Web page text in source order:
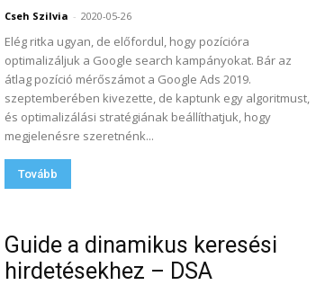
Cseh Szilvia - 2020-05-26
Elég ritka ugyan, de előfordul, hogy pozícióra
optimalizáljuk a Google search kampányokat. Bár az
átlag pozíció mérőszámot a Google Ads 2019.
szeptemberében kivezette, de kaptunk egy algoritmust,
és optimalizálási stratégiának beállíthatjuk, hogy
megjelenésre szeretnénk...
Tovább
Guide a dinamikus keresési
hirdetésekhez – DSA